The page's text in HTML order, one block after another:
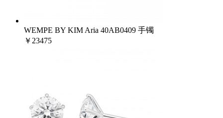
WEMPE BY KIM Aria 40AB0409 手镯
￥23475